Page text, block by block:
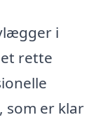
i
rette
som er klar